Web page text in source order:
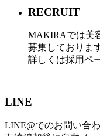
RECRUIT
MAKIRAでは美
募集しておりま
詳しくは採用ペ
LINE
LINE@でのお問い合わ